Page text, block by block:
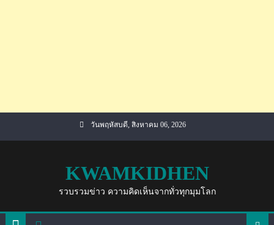
วันพฤหัสบดี, สิงหาคม 06, 2026
KWAMKIDHEN
รวบรวมข่าว ความคิดเห็นจากทั่วทุกมุมโลก